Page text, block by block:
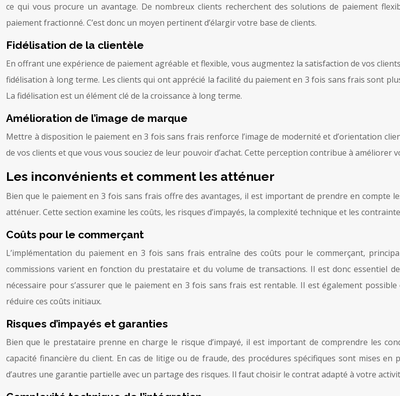
ce qui vous procure un avantage. De nombreux clients recherchent des solutions de paiement
paiement fractionné. C’est donc un moyen pertinent d’élargir votre base de clients.
Fidélisation de la clientèle
En offrant une expérience de paiement agréable et flexible, vous augmentez la satisfaction de vos
fidélisation à long terme. Les clients qui ont apprécié la facilité du paiement en 3 fois sans frais sont
La fidélisation est un élément clé de la croissance à long terme.
Amélioration de l’image de marque
Mettre à disposition le paiement en 3 fois sans frais renforce l’image de modernité et d’orientation
de vos clients et que vous vous souciez de leur pouvoir d’achat. Cette perception contribue à améliorer
Les inconvénients et comment les atténuer
Bien que le paiement en 3 fois sans frais offre des avantages, il est important de prendre en compte
atténuer. Cette section examine les coûts, les risques d’impayés, la complexité technique et les
Coûts pour le commerçant
L’implémentation du paiement en 3 fois sans frais entraîne des coûts pour le commerçant,
commissions varient en fonction du prestataire et du volume de transactions. Il est donc essentiel
nécessaire pour s’assurer que le paiement en 3 fois sans frais est rentable. Il est également
réduire ces coûts initiaux.
Risques d’impayés et garanties
Bien que le prestataire prenne en charge le risque d’impayé, il est important de comprendre les
capacité financière du client. En cas de litige ou de fraude, des procédures spécifiques sont mises
d’autres une garantie partielle avec un partage des risques. Il faut choisir le contrat adapté à votre